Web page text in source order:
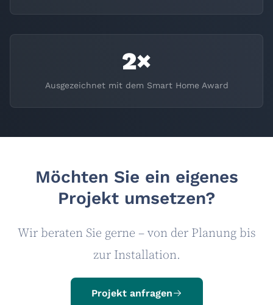
2×
Ausgezeichnet mit dem Smart Home Award
Möchten Sie ein eigenes
Projekt umsetzen?
Wir beraten Sie gerne – von der Planung bis
zur Installation.
Projekt anfragen